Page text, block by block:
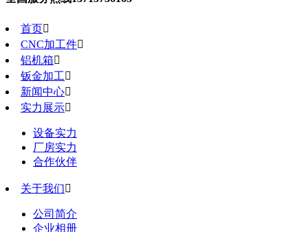
首页
CNC加工件
铝机箱
钣金加工
新闻中心
实力展示
设备实力
厂房实力
合作伙伴
关于我们
公司简介
企业相册